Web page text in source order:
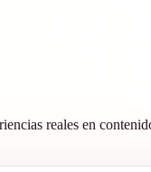
reales en